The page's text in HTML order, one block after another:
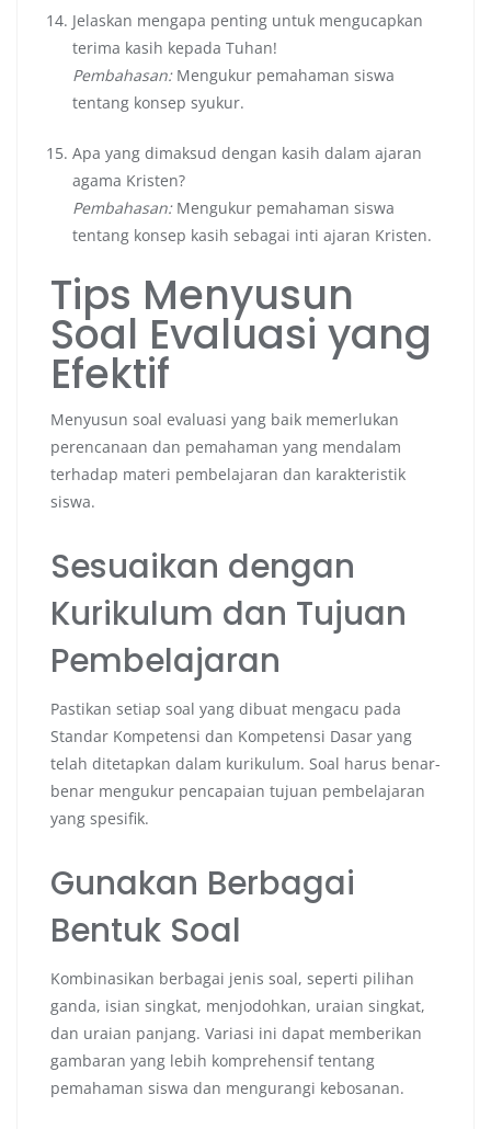
Jelaskan mengapa penting untuk mengucapkan
terima kasih kepada Tuhan!
Pembahasan:Mengukur pemahaman siswa
tentang konsep syukur.
Apa yang dimaksud dengan kasih dalam ajaran
agama Kristen?
Pembahasan:Mengukur pemahaman siswa
tentang konsep kasih sebagai inti ajaran Kristen.
Tips Menyusun
Soal Evaluasi yang
Efektif
Menyusun soal evaluasi yang baik memerlukan
perencanaan dan pemahaman yang mendalam
terhadap materi pembelajaran dan karakteristik
siswa.
Sesuaikan dengan
Kurikulum dan Tujuan
Pembelajaran
Pastikan setiap soal yang dibuat mengacu pada
Standar Kompetensi dan Kompetensi Dasar yang
telah ditetapkan dalam kurikulum. Soal harus benar-
benar mengukur pencapaian tujuan pembelajaran
yang spesifik.
Gunakan Berbagai
Bentuk Soal
Kombinasikan berbagai jenis soal, seperti pilihan
ganda, isian singkat, menjodohkan, uraian singkat,
dan uraian panjang. Variasi ini dapat memberikan
gambaran yang lebih komprehensif tentang
pemahaman siswa dan mengurangi kebosanan.